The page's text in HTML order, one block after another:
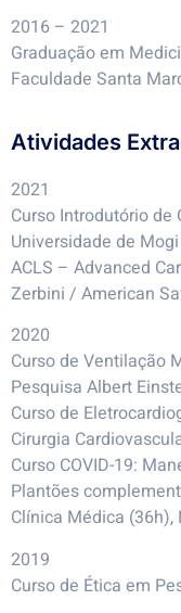
2016 – 2021
Graduação em
Faculdade Santa
Atividades
2021
Curso Introdutório
Universidade de
ACLS – Advanced
Zerbini / American
2020
Curso de Ventilação
Pesquisa Albert
Curso de
Cirurgia
Curso COVID-19:
Plantões
Clínica Médica
2019
Curso de Ética em